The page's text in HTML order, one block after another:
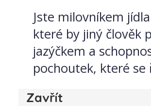
Jste milovníkem
které by jiný člověk
jazýčkem a
pochoutek, které
Zavřít